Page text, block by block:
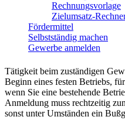
Rechnungsvorlage
Zielumsatz-
Fördermittel
Selbstständig machen
Gewerbe anmelden
Tätigkeit beim zuständigen
Beginn eines festen Betriebs,
wenn Sie eine bestehende
Anmeldung muss rechtzeitig
sonst unter Umständen ein